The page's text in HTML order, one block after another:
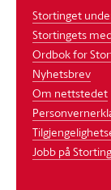
Stortinget
Stortingets
Ordbok for
Nyhetsbrev
Om nettstedet
Jobb på